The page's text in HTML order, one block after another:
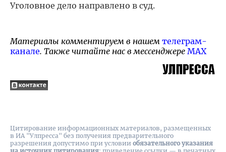
Уголовное дело направлено в суд.
Материалы комментируем в нашем телеграм-
канале. Также читайте нас в мессенджере MAX
Цитирование информационных материалов, размещенных
в ИА "Улпресса" без получения предварительного
разрешения допустимо при условии обязательного указания